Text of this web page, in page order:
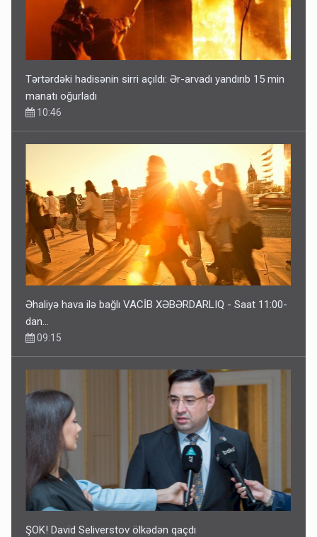
Tərtərdəki hadisənin sirri açıldı: Ər-arvadı yandırıb 15 min
manatı oğurladı
10:46
Əhaliyə hava ilə bağlı VACİB XƏBƏRDARLIQ - Saat 11:00-
dan…
09:15
ŞOK! David Seliverstov ölkədən qaçdı